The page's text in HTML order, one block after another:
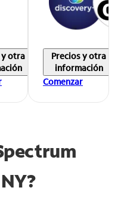
y otra
Precios y otra
información
Comenzar